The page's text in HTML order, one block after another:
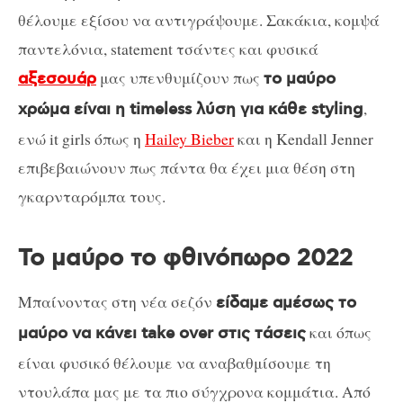
θέλουμε εξίσου να αντιγράψουμε. Σακάκια, κομψά
παντελόνια, statement τσάντες και φυσικά
αξεσουάρ μας υπενθυμίζουν πως το μαύρο
χρώμα είναι η timeless λύση για κάθε styling,
ενώ it girls όπως η Hailey Bieberκαι η Kendall Jenner
επιβεβαιώνουν πως πάντα θα έχει μια θέση στη
γκαρνταρόμπα τους.
Το μαύρο το φθινόπωρο 2022
Μπαίνοντας στη νέα σεζόν είδαμε αμέσως το
μαύρο να κάνει take over στις τάσειςκαι όπως
είναι φυσικό θέλουμε να αναβαθμίσουμε τη
ντουλάπα μας με τα πιο σύγχρονα κομμάτια. Από